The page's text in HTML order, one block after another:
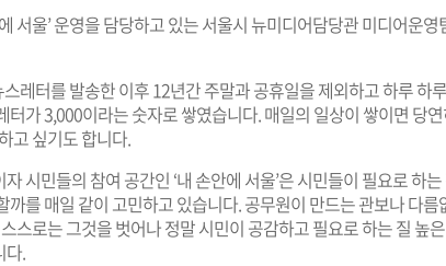
서울’ 운영을 담당하고 있는 서울시 뉴미디어담당관 미디어운
레터를 발송한 이후 12년간 주말과 공휴일을 제외하고 하루 하
터가 3,000이라는 숫자로 쌓였습니다. 매일의 일상이 쌓이면 당
고 싶기도 합니다.
시민들의 참여 공간인 ‘내 손안에 서울’은 시민들이 필요로 하
까를 매일 같이 고민하고 있습니다. 공무원이 만드는 관보나 다름
스로는 그것을 벗어나 정말 시민이 공감하고 필요로 하는 질 높
다.